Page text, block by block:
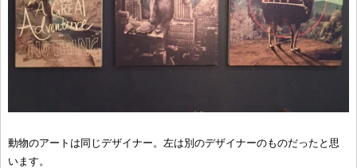
動物のアートは同じデザイナー。左は別のデザイナーのものだったと思
います。